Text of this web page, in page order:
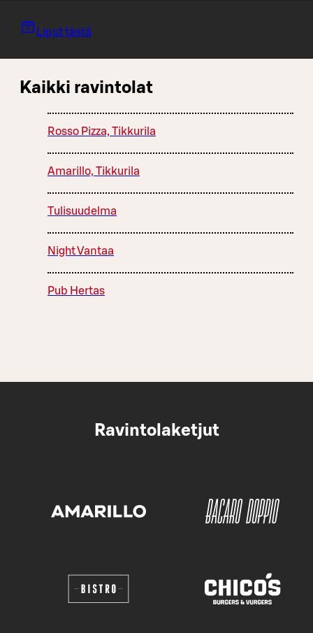
Liput tästä
Kaikki ravintolat
Rosso Pizza, Tikkurila
Amarillo, Tikkurila
Tulisuudelma
Night Vantaa
Pub Hertas
Ravintolaketjut